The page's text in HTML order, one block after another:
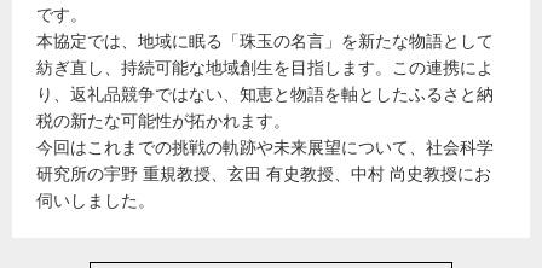
です。
本協定では、地域に眠る「珠玉の名言」を新たな物語として
紡ぎ直し、持続可能な地域創生を目指します。この連携によ
り、返礼品競争ではない、知恵と物語を軸としたふるさと納
税の新たな可能性が拓かれます。
今回はこれまでの挑戦の軌跡や未来展望について、社会科学
研究所の宇野 重規教授、玄田 有史教授、中村 尚史教授にお
伺いしました。